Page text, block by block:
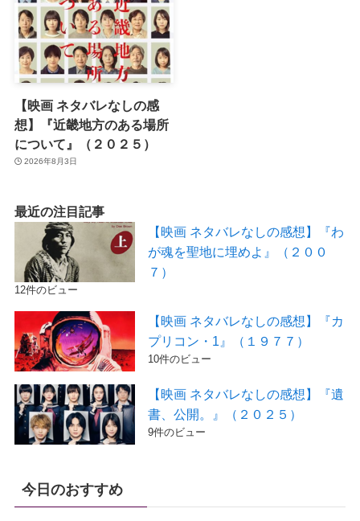
【映画 ネタバレなしの感
想】『近畿地方のある場所
について』（２０２５）
2026年8月3日
最近の注目記事
【映画 ネタバレなしの感想】『わ
が魂を聖地に埋めよ』（２００
７）
12件のビュー
【映画 ネタバレなしの感想】『カ
プリコン・1』（１９７７）
10件のビュー
【映画 ネタバレなしの感想】『遺
書、公開。』（２０２５）
9件のビュー
今日のおすすめ